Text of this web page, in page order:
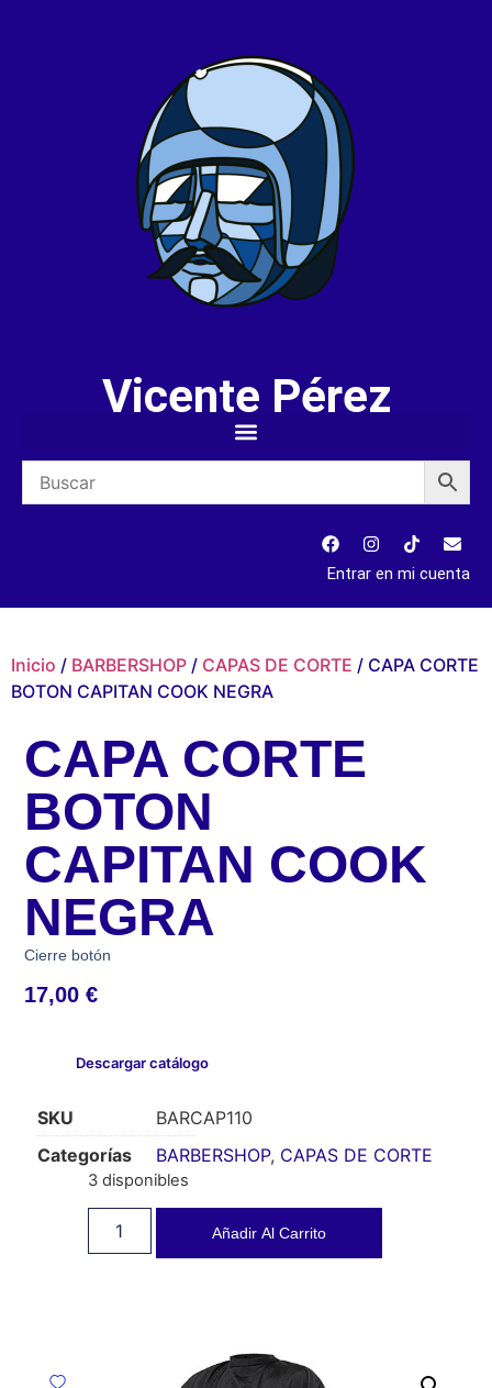
Vicente Pérez
Entrar en mi cuenta
Inicio / BARBERSHOP / CAPAS DE CORTE / CAPA CORTE
BOTON CAPITAN COOK NEGRA
CAPA CORTE
BOTON
CAPITAN COOK
NEGRA
Cierre botón
17,00€
Descargar catálogo
SKU
BARCAP110
Categorías
BARBERSHOP, CAPAS DE CORTE
3 disponibles
Añadir Al Carrito